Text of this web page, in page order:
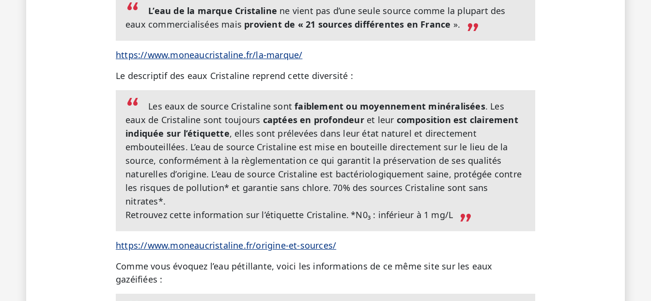
L’eau de la marque Cristaline ne vient pas d’une seule source comme la plupart des
eaux commercialisées mais provient de « 21 sources différentes en France ».
https://www.moneaucristaline.fr/la-marque/
Le descriptif des eaux Cristaline reprend cette diversité :
Les eaux de source Cristaline sontfaiblement ou moyennement minéralisées. Les
eaux de Cristaline sont toujours captées en profondeuret leur composition est clairement
indiquée sur l’étiquette, elles sont prélevées dans leur état naturel et directement
embouteillées. L’eau de source Cristaline est mise en bouteille directement sur le lieu de la
source, conformément à la règlementation ce qui garantit la préservation de ses qualités
naturelles d’origine. L’eau de source Cristaline est bactériologiquement saine, protégée contre
les risques de pollution* et garantie sans chlore. 70% des sources Cristaline sont sans
nitrates*.
Retrouvez cette information sur l’étiquette Cristaline. *N0₃ : inférieur à 1 mg/L
https://www.moneaucristaline.fr/origine-et-sources/
Comme vous évoquez l’eau pétillante, voici les informations de ce même site sur les eaux
gazéifiées :